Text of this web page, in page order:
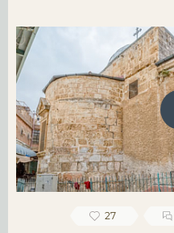
27